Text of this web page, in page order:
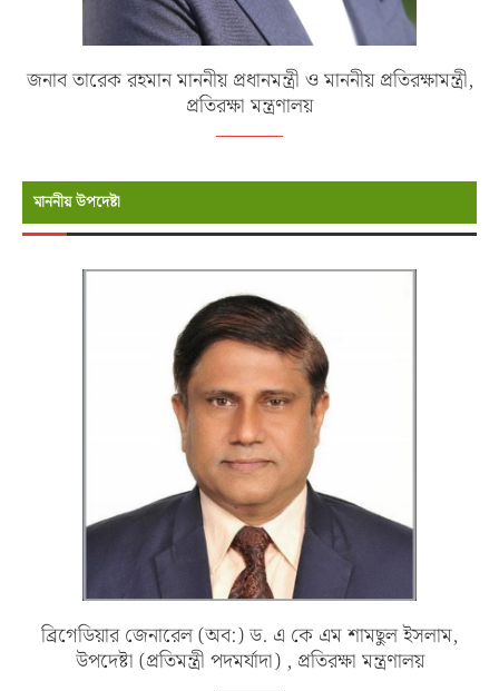
জনাব তারেক রহমান মাননীয় প্রধানমন্ত্রী ও মাননীয় প্রতিরক্ষামন্ত্রী,
প্রতিরক্ষা মন্ত্রণালয়
মাননীয় উপদেষ্টা
ব্রিগেডিয়ার জেনারেল (অব:) ড. এ কে এম শামছুল ইসলাম,
উপদেষ্টা (প্রতিমন্ত্রী পদমর্যাদা) , প্রতিরক্ষা মন্ত্রণালয়